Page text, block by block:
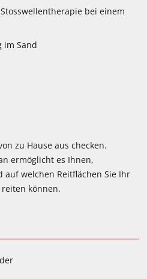
bei einem
im Sand
zu Hause aus checken.
ermöglicht es Ihnen,
welchen Reitflächen Sie Ihr
können.